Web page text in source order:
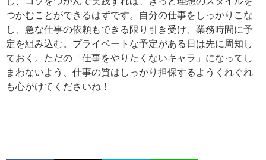
つかむことができるはずです。自分の仕事をしっかりこな
し、急な仕事の依頼もできる限り引き受け、業務時間に予
定を組み込む。プライベートな予定がある日は先に周知し
ておく。ただの「仕事をやりたくないキャラ」になってし
まわないよう、仕事の質はしっかり担保するようくれぐれ
も心がけてくださいね！